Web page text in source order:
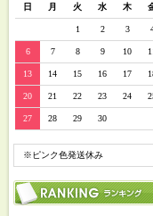
日 月 火 水 木
1 2 3
6 7 8 9 10
13 14 15 16 17
20 21 22 23 24
27 28 29 30
※ピンク色発送休み